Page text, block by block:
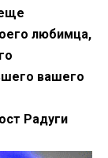
любимца,
вашего
Радуги